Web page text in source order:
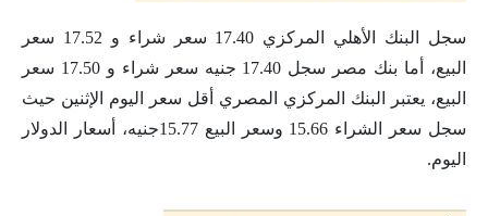
سجل البنك الأهلي المركزي 17.40 سعر شراء و 17.52 سعر
البيع، أما بنك مصر سجل 17.40 جنيه سعر شراء و 17.50 سعر
البيع، يعتبر البنك المركزي المصري أقل سعر اليوم الإثنين حيث
سجل سعر الشراء 15.66 وسعر البيع 15.77جنيه، أسعار الدولار
اليوم.